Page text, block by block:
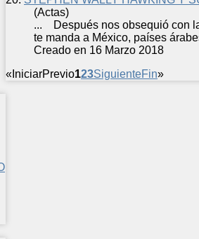
(Actas)
... Después nos obsequió con
te manda a México, países
Creado en 16 Marzo 2018
« IniciarPrevio123SiguienteFin»